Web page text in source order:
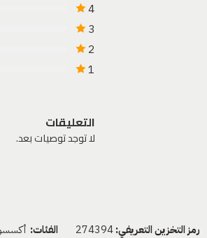
4
3
2
1
التعليقات
لا توجد توصيات بعد.
رمز التخزين التعريفي:274394 الفئات: